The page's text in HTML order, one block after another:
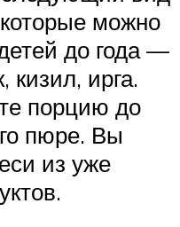
которые можно
до года —
кизил, ирга.
порцию до
пюре. Вы
из уже